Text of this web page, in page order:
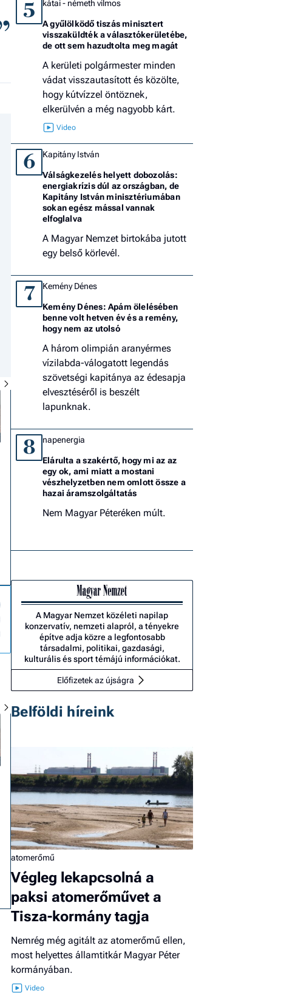
5 kátai - németh vilmos
A gyűlölködő tiszás minisztert
visszaküldték a választókerületébe,
de ott sem hazudtolta meg magát
A kerületi polgármester minden
vádat visszautasított és közölte,
hogy kútvízzel öntöznek,
elkerülvén a még nagyobb kárt.
6 Kapitány István
Válságkezelés helyett dobozolás:
energiakrízis dúl az országban, de
Kapitány István minisztériumában
sokan egész mással vannak
elfoglalva
A Magyar Nemzet birtokába jutott
egy belső körlevél.
7 Kemény Dénes
Kemény Dénes: Apám ölelésében
benne volt hetven év és a remény,
hogy nem az utolsó
A három olimpián aranyérmes
vízilabda-válogatott legendás
szövetségi kapitánya az édesapja
elvesztéséről is beszélt
lapunknak.
8 napenergia
Elárulta a szakértő, hogy mi az az
egy ok, ami miatt a mostani
vészhelyzetben nem omlott össze a
hazai áramszolgáltatás
Nem Magyar Péteréken múlt.
A Magyar Nemzet közéleti napilap
konzervatív, nemzeti alapról, a tényekre
építve adja közre a legfontosabb
társadalmi, politikai, gazdasági,
kulturális és sport témájú információkat.
Előfizetek az újságra
Belföldi híreink
atomerőmű
Végleg lekapcsolná a
paksi atomerőművet a
Tisza-kormány tagja
Nemrég még agitált az atomerőmű ellen,
most helyettes államtitkár Magyar Péter
kormányában.